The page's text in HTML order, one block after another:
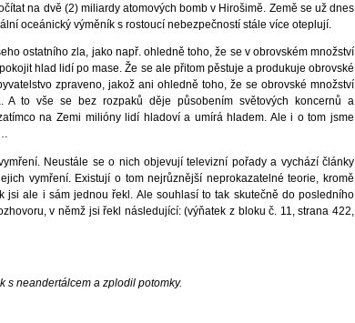
na dvě (2) miliardy atomových bomb v Hirošimě. Země se už dnes
oceánický výměník s rostoucí nebezpečností stále více oteplují.
ostatního zla, jako např. ohledně toho, že se v obrovském množství
hlad lidí po mase. Že se ale přitom pěstuje a produkuje obrovské
zpraveno, jakož ani ohledně toho, že se obrovské množství
A to vše se bez rozpaků děje působením světových koncernů a
na Zemi milióny lidí hladoví a umírá hladem. Ale i o tom jsme
Neustále se o nich objevují televizní pořady a vychází články
vymření. Existují o tom nejrůznější neprokazatelné teorie, kromě
ale i sám jednou řekl. Ale souhlasí to tak skutečně do posledního
v němž jsi řekl následující: (výňatek z bloku č. 11, strana 422,
neandertálcem a zplodil potomky.